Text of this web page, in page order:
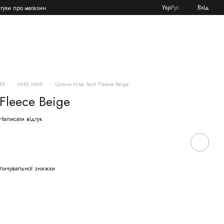
про магазин УкрРус Вхід
NIKE NIKE Штани Nike Tech Fleece Beige
Beige
Написати відгук
знижки